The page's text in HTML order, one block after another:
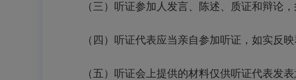
（三）听证参加人发言、陈述、质证和辩论，
（四）听证代表应当亲自参加听证，如实反映
（五）听证会上提供的材料仅供听证代表发表